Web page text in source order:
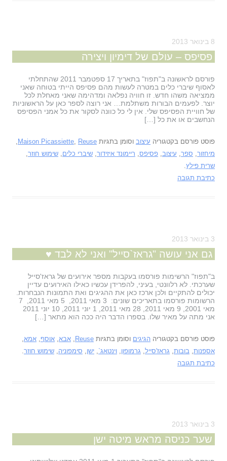
8 בינואר 2013
פסיפס – עולם של דימיון ויצירה
פורסם לראשונה ב"תפוז" בתאריך 17 ספטמבר 2011 שהתחלתי
לאסוף שיברי כלים במטרה לעשות מהם פסיפס הייתי בטוחה שאני
ממציאה משהו חדש. זו חוויה נפלאה ומדהימה שאני מאחלת לכל
יוצר. לפעמים הבורות משתלמת… אני רוצה לספר כאן על הראשוניות
של חוויית הפסיפס שלי. אין לי כל כוונה לסקור את כל אמני הפסיפס
הנחשבים או את כל […]
פוסט פורסם בקטגוריה עיצוב וסומן בתגיות Maison Picassiette, Reuse
,
מיחזור, ספר, עיצוב, פסיפס, ריימונד איזידור, שיברי כלים, שימוש חוזר,
שרית פילץ.
כתיבת תגובה
3 בינואר 2013
גם אני עושה "גראז`סייל" ואני לא לבד ♥
ב"תפוז" הרשימות פורסמו בעקבות מספר אירועים של גראז'סייל
שערכתי. לא רלוונטי, בעיני, להפרידן עכשיו כאילו האירועים עדיין
יכולים להתקיים ולכן ארכז כאן את ההגיגים ואת התמונות הנבחרות.
הרשומות פורסמו בתאריכים שונים: 3 מאי 2011, 5 מאי 2011, 7
מאי 2001, 9 מאי 2011, 28 מאי 2011, 1 יוני 2011, 10 יוני 2011
אני מתה על מאיר שלו. בספרו הדבר היה ככה הוא מתאר […]
פוסט פורסם בקטגוריה הגיגים וסומן בתגיות Reuse
, אבא, אוסף, אמא,
אספנות, בובות, גראז'סייל, גרמופון, וינטאג`, ישן, סימפוניה, שימוש חוזר.
כתיבת תגובה
3 בינואר 2013
שער כניסה מראש מיטה ישן